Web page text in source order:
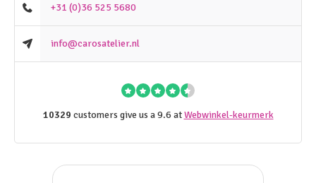
+31 (0)36 525 5680
info@carosatelier.nl
10329 customers give us a 9.6 atWebwinkel-keurmerk